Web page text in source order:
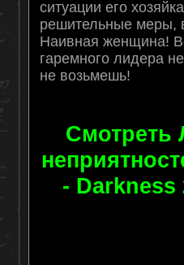
ситуации его
решительные меры,
Наивная женщина!
гаремного лидера
не возьмешь!
Смотреть
- Darkness